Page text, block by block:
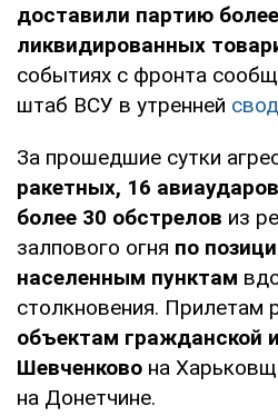
доставили партию
ликвидированных
событиях с фронта
штаб ВСУ в утренней
За прошедшие сутки
ракетных, 16 авиаударов
более 30 обстрелов из
залпового огня по
населенным пунктам
столкновения. Прилетам
объектам гражданской
Шевченково на
на Донетчине.